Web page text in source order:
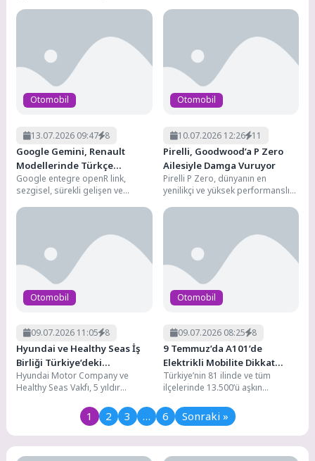
1.200’den fazla tedarikçisiyle
artırmada en yüksek...
Otomobil
13.07.2026 09:47 8
Google Gemini, Renault
Modellerinde Türkçe
Konuşmaya Başlıyor
Google entegre openR link,
sezgisel, sürekli gelişen ve
deneyim sunan, pazardaki en...
Otomobil
10.07.2026 12:26 11
Pirelli, Goodwood’a P Zero
Ailesiyle Damga Vuruyor
Pirelli P Zero, dünyanın en
yenilikçi ve yüksek performanslı
Goodwood Hız...
Otomobil
09.07.2026 11:05 8
Hyundai ve Healthy Seas İş
Birliği Türkiye’deki
Projeleriyle Büyüyor.
Hyundai Motor Company ve
Healthy Seas Vakfı, 5 yıldır
Türkiye’de başlatılan ortak...
Otomobil
09.07.2026 08:25 8
9 Temmuz’da A101’de
Elektrikli Mobilite Dikkat
Çekiyor
Türkiye’nin 81 ilinde ve tüm
ilçelerinde 13.500’ü aşkın
1.200’den fazla tedarikçisiyle
perakende...
1 2 3 … 6 Sonraki »